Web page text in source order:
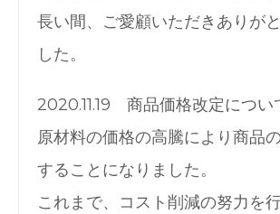
長い間、ご愛顧いただきありが
した。
2020.11.19 商品価格改定につい
原材料の価格の高騰により商品
することになりました。
これまで、コスト削減の努力を